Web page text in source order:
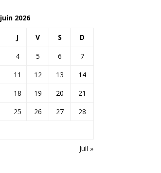
juin 2026
J V S D
Juil »
4 5 6
7
11 12 13
14
18 19 20
21
25 26 27
28